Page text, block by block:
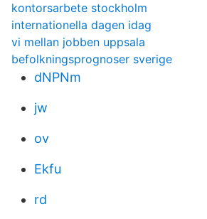
kontorsarbete stockholm
internationella dagen idag
vi mellan jobben uppsala
befolkningsprognoser sverige
dNPNm
jw
ov
Ekfu
rd